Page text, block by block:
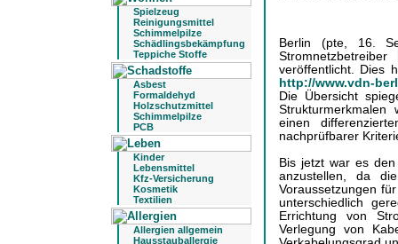
Spielzeug
Reinigungsmittel
Schimmelpilze
Schädlingsbekämpfung
Teppiche Stoffe
Asbest
Formaldehyd
Holzschutzmittel
Schimmelpilze
PCB
Kinder
Lebensmittel
Kfz-Versicherung
Kosmetik
Textilien
Allergien allgemein
Hausstauballergie
Berlin (pte, 16.
veröffentlicht. Dies
http://www.vdn-
Die Übersicht
einen
nachprüfbarer
Bis jetzt war es
anzustellen, da
Voraussetzungen
unterschiedlich
Errichtung von
Verlegung von